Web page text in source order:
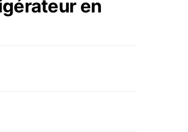
en
borosilicate